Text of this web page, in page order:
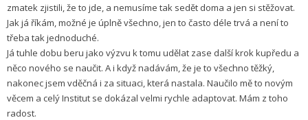
zmatek zjistili, že to jde, a nemusíme tak sedět doma a jen si stěžovat.
Jak já říkám, možné je úplně všechno, jen to často déle trvá a není to
třeba tak jednoduché.
Já tuhle dobu beru jako výzvu k tomu udělat zase další krok kupředu a
něco nového se naučit. A i když nadávám, že je to všechno těžký,
nakonec jsem vděčná i za situaci, která nastala. Naučilo mě to novým
věcem a celý Institut se dokázal velmi rychle adaptovat. Mám z toho
radost.